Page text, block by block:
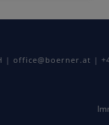
| office@boerner.at |